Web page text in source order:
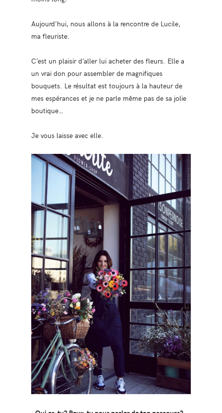
Aujourd’hui, nous allons à la rencontre de Lucile,
ma fleuriste.
C’est un plaisir d’aller lui acheter des fleurs. Elle a
un vrai don pour assembler de magnifiques
bouquets. Le résultat est toujours à la hauteur de
mes espérances et je ne parle même pas de sa jolie
boutique…
Je vous laisse avec elle.